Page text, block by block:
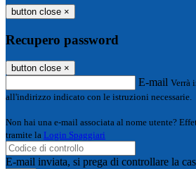
button close ×
Recupero password
button close ×
E-mail Verrà
all'indirizzo indicato con le istruzioni necessarie.
Non hai una e-mail associata al nome utente?
tramite la Login Spaggiari
E-mail inviata, si prega di controllare la